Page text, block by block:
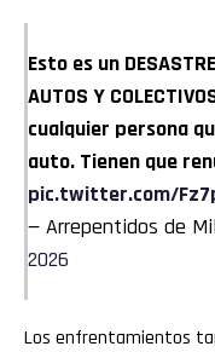
Esto es un
AUTOS Y
cualquier persona
auto. Tienen que
pic.twitter.com/
— Arrepentidos de
2026
Los enfrentamientos